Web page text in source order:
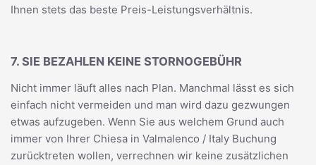
Ihnen stets das beste Preis-Leistungsverhältnis.
7. SIE BEZAHLEN KEINE STORNOGEBÜHR
Nicht immer läuft alles nach Plan. Manchmal lässt es sich
einfach nicht vermeiden und man wird dazu gezwungen
etwas aufzugeben. Wenn Sie aus welchem Grund auch
immer von Ihrer Chiesa in Valmalenco / Italy Buchung
zurücktreten wollen, verrechnen wir keine zusätzlichen